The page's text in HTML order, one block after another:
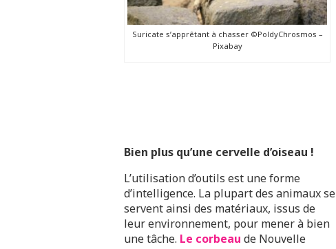
Suricate s’apprêtant à chasser ©PoldyChrosmos –
Pixabay
Bien plus qu’une cervelle d’oiseau !
L’utilisation d’outils est une forme
d’intelligence. La plupart des animaux se
servent ainsi des matériaux, issus de
leur environnement, pour mener à bien
une tâche. Le corbeau de Nouvelle